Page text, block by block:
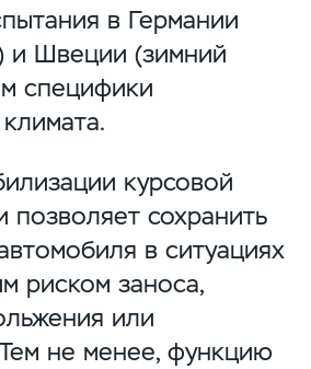
в Германии
и Швеции (зимний
специфики
курсовой
позволяет сохранить
в ситуациях
риском заноса,
или
не менее, функцию